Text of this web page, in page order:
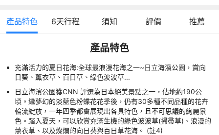
產品特色 6天行程 須知 評價 推薦
產品特色
充滿活力的夏日花海:全球最浪漫花海之一~日立海濱公園，賞向
日葵、薰衣草、百日草、綠色波波草...
日立海濱公園獲CNN 評選為日本絕美景點之一，佔地約190公
頃。繼夢幻的淡藍色粉蝶花花季後，仍有30多種不同品種的花卉
輪流綻放，一年四季都會展現出各具特色，且不可思議的絢麗景
色。踏入夏天，可以欣賞充滿生機的綠色波波草(掃帚草)、浪漫的
薰衣草、以及燦爛的向日葵與百日草花海。 (註4)